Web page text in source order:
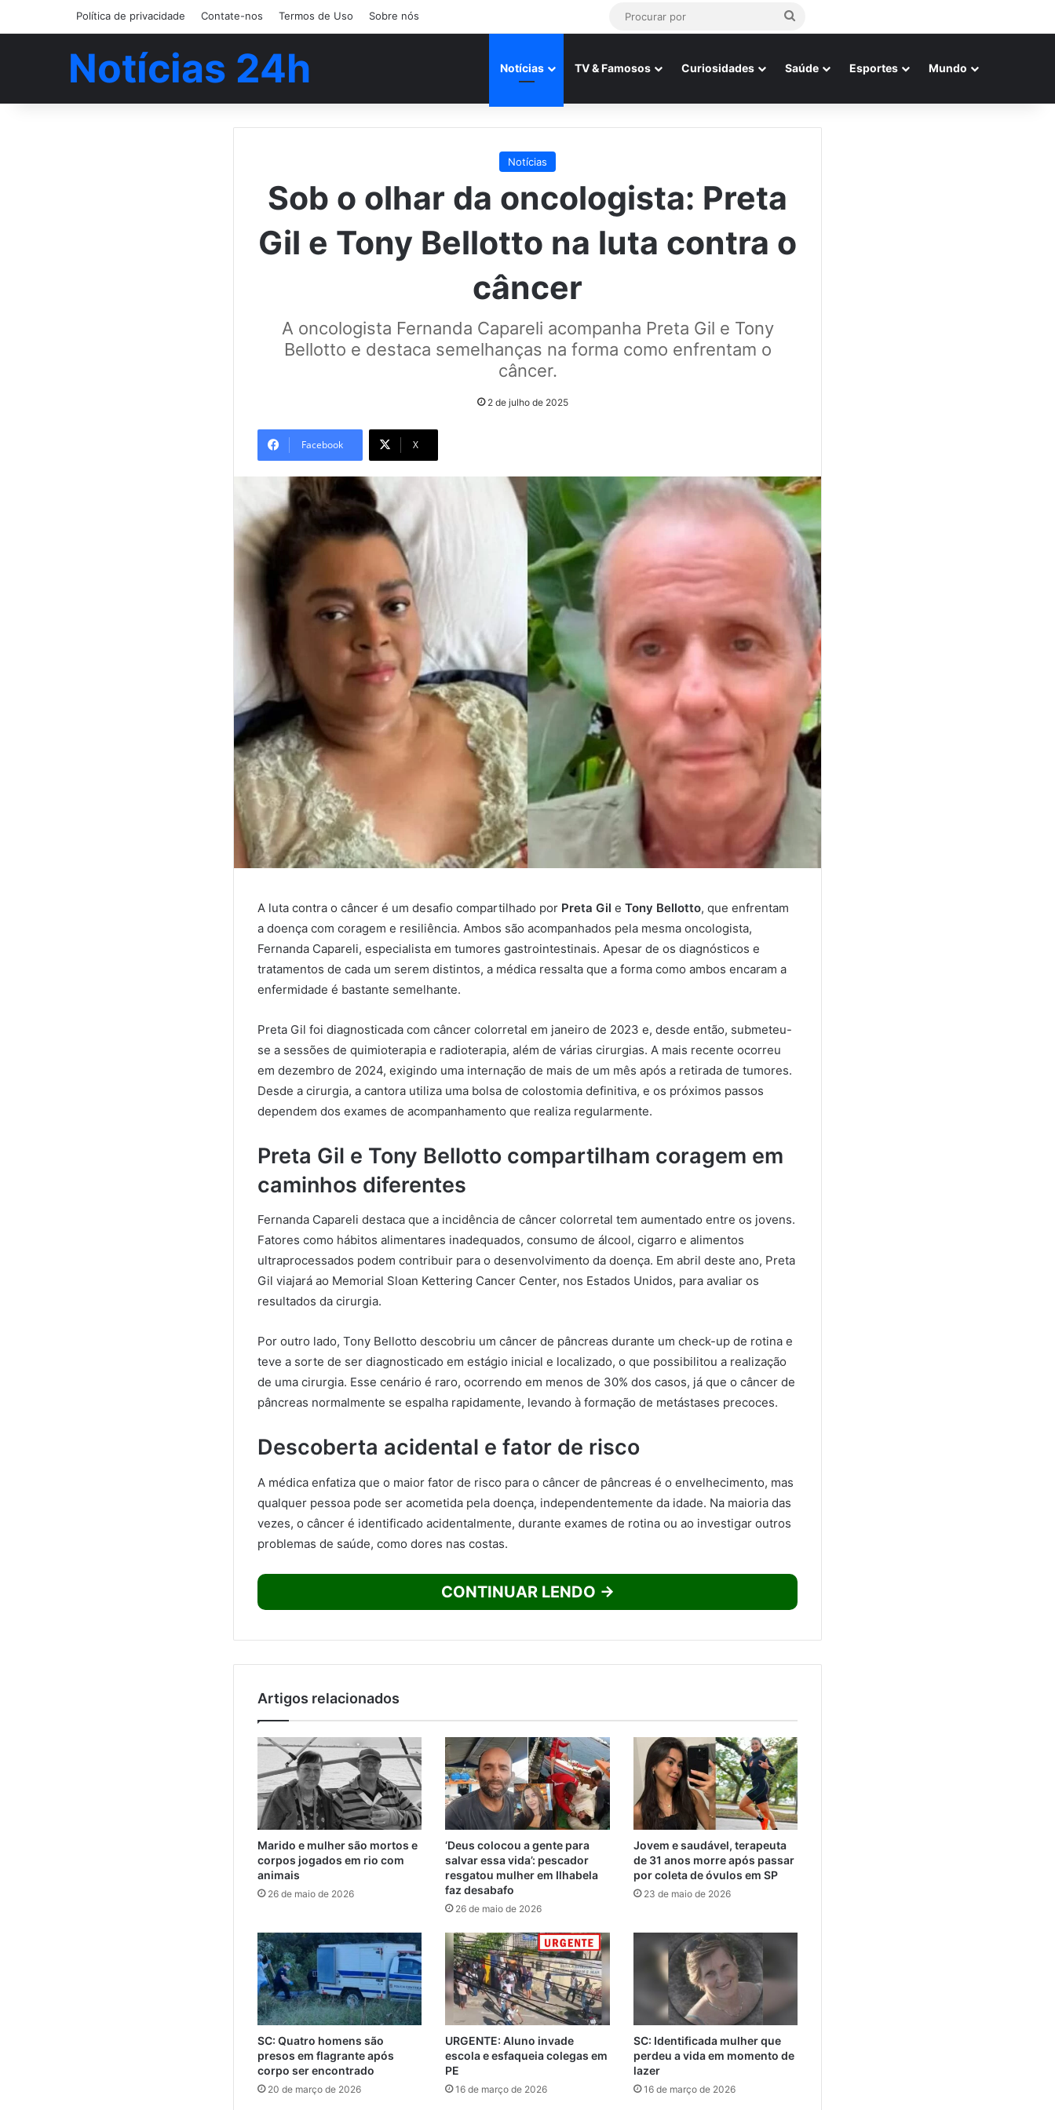
Política de privacidade Contate-nos Termos de Uso Sobre nós
Procurar
Notícias 24h Notícias TV & Famosos Curiosidades Saúde Esportes Mundo
Notícias
Sob o olhar da oncologista: Preta
Gil e Tony Bellotto na luta contra o
câncer
A oncologista Fernanda Capareli acompanha Preta Gil e Tony
Bellotto e destaca semelhanças na forma como enfrentam o
câncer.
2 de julho de 2025
Facebook X
A luta contra o câncer é um desafio compartilhado por Preta Gil e Tony Bellotto, que enfrentam
a doença com coragem e resiliência. Ambos são acompanhados pela mesma oncologista,
Fernanda Capareli, especialista em tumores gastrointestinais. Apesar de os diagnósticos e
tratamentos de cada um serem distintos, a médica ressalta que a forma como ambos encaram a
enfermidade é bastante semelhante.
Preta Gil foi diagnosticada com câncer colorretal em janeiro de 2023 e, desde então, submeteu-
se a sessões de quimioterapia e radioterapia, além de várias cirurgias. A mais recente ocorreu
em dezembro de 2024, exigindo uma internação de mais de um mês após a retirada de tumores.
Desde a cirurgia, a cantora utiliza uma bolsa de colostomia definitiva, e os próximos passos
dependem dos exames de acompanhamento que realiza regularmente.
Preta Gil e Tony Bellotto compartilham coragem em
caminhos diferentes
Fernanda Capareli destaca que a incidência de câncer colorretal tem aumentado entre os jovens.
Fatores como hábitos alimentares inadequados, consumo de álcool, cigarro e alimentos
ultraprocessados podem contribuir para o desenvolvimento da doença. Em abril deste ano, Preta
Gil viajará ao Memorial Sloan Kettering Cancer Center, nos Estados Unidos, para avaliar os
resultados da cirurgia.
Por outro lado, Tony Bellotto descobriu um câncer de pâncreas durante um check-up de rotina e
teve a sorte de ser diagnosticado em estágio inicial e localizado, o que possibilitou a realização
de uma cirurgia. Esse cenário é raro, ocorrendo em menos de 30% dos casos, já que o câncer de
pâncreas normalmente se espalha rapidamente, levando à formação de metástases precoces.
Descoberta acidental e fator de risco
A médica enfatiza que o maior fator de risco para o câncer de pâncreas é o envelhecimento, mas
qualquer pessoa pode ser acometida pela doença, independentemente da idade. Na maioria das
vezes, o câncer é identificado acidentalmente, durante exames de rotina ou ao investigar outros
problemas de saúde, como dores nas costas.
CONTINUAR LENDO →
Artigos relacionados
Marido e mulher são mortos e
corpos jogados em rio com
animais
26 de maio de 2026
‘Deus colocou a gente para
salvar essa vida’: pescador
resgatou mulher em Ilhabela
faz desabafo
26 de maio de 2026
Jovem e saudável, terapeuta
de 31 anos morre após passar
por coleta de óvulos em SP
23 de maio de 2026
SC: Quatro homens são
presos em flagrante após
corpo ser encontrado
20 de março de 2026
URGENTE: Aluno invade
escola e esfaqueia colegas em
PE
16 de março de 2026
SC: Identificada mulher que
perdeu a vida em momento de
lazer
16 de março de 2026